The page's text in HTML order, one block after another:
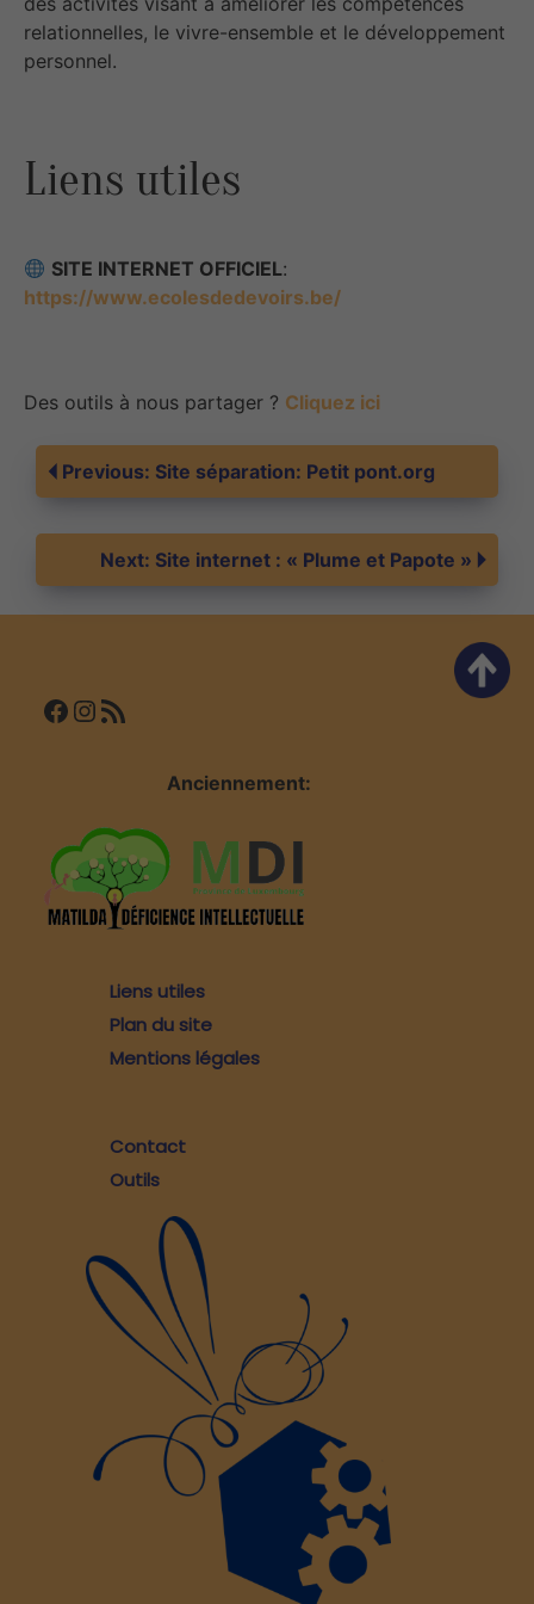
relationnelles, le vivre-ensemble et le développement
personnel.
Liens utiles
SITE INTERNET OFFICIEL:
https://www.ecolesdedevoirs.be/
Des outils à nous partager ? Cliquez ici
Navigation
de
l’article
Previous: Site séparation: Petit pont.org
Next: Site internet : « Plume et Papote »
Facebook InstagramFlux RSS
Anciennement:
Liens utiles
Plan du site
Mentions légales
Contact
Outils